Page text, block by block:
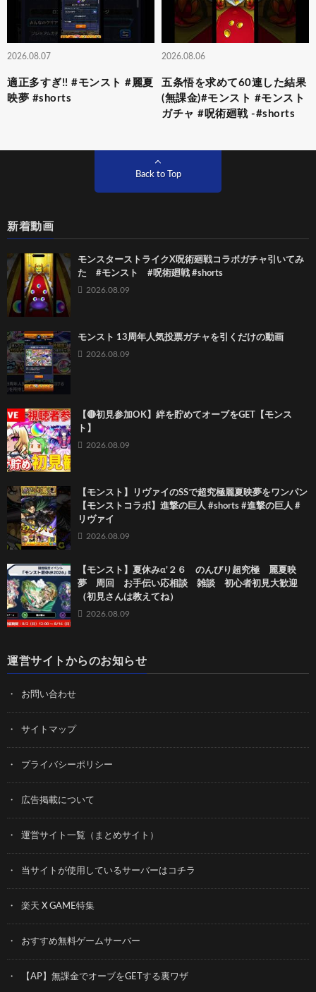
2026.08.07
適正多すぎ!! #モンスト #麗夏
映夢 #shorts
2026.08.06
五条悟を求めて60連した結果
(無課金)#モンスト #モンスト
ガチャ #呪術廻戦 -#shorts
Back to Top
新着動画
モンスターストライクX呪術廻戦コラボガチャ引いてみ
た #モンスト #呪術廻戦 #shorts
2026.08.09
モンスト 13周年人気投票ガチャを引くだけの動画
2026.08.09
【🔴初見参加OK】絆を貯めてオーブをGET【モンス
ト】
2026.08.09
【モンスト】リヴァイのSSで超究極麗夏映夢を ワンパン
【モンストコラボ】進撃の巨人 #shorts #進撃の巨人 #
リヴァイ
2026.08.09
【モンスト】夏休みα’２６ のんびり超究極 麗夏映
夢 周回 お手伝い応相談 雑談 初心者初見大歓迎
（初見さんは教えてね）
2026.08.09
運営サイトからのお知らせ
お問い合わせ
サイトマップ
プライバシーポリシー
広告掲載について
運営サイト一覧（まとめサイト）
当サイトが使用しているサーバーはコチラ
楽天 X GAME特集
おすすめ無料ゲームサーバー
【AP】無課金でオーブをGETする裏ワザ